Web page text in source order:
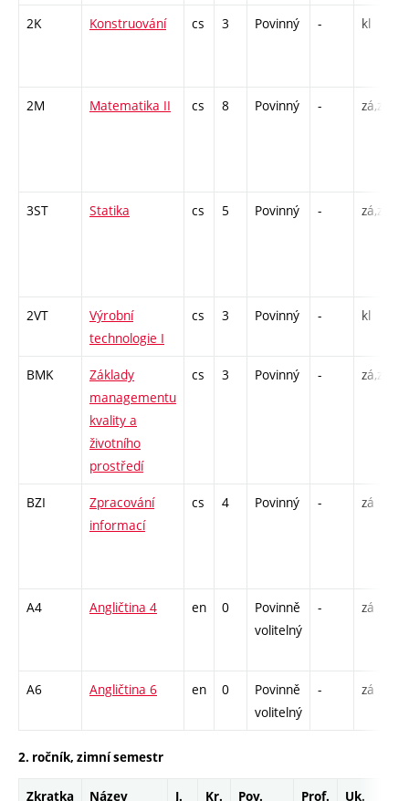
2K Konstruování cs 3 Povinný - kl
2M Matematika II cs 8 Povinný - zá,zk
3ST Statika cs 5 Povinný - zá,zk
2VT
Výrobní
technologie I
cs 3 Povinný - kl
BMK
Základy
managementu
kvality a
životního
prostředí
cs 3 Povinný - zá,zk
BZI
Zpracování
informací
cs 4 Povinný - zá
A4 Angličtina 4 en 0
Povinně
volitelný
- zá
A6 Angličtina 6 en 0
Povinně
volitelný
- zá
2. ročník, zimní semestr
Zkratka Název J. Kr. Pov. Prof. Uk.